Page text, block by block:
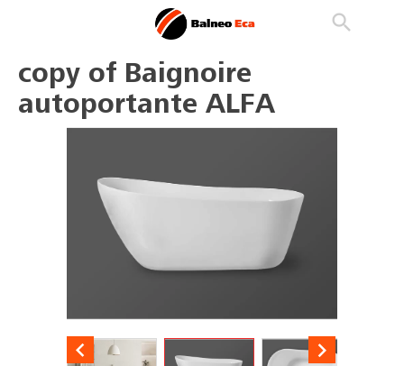
search
copy of Baignoire
autoportante ALFA
 